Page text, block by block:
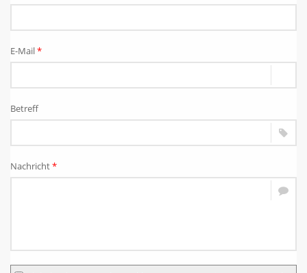
E-Mail*
Betreff
Nachricht*